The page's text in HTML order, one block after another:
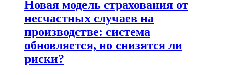
Новая модель страхования от
несчастных случаев на
производстве: система
обновляется, но снизятся ли
риски?